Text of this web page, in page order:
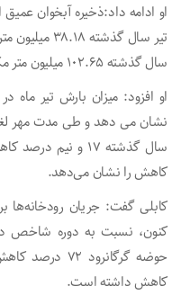
او ادامه داد:ذخیره آبخوان
سال گذشته ۱۰۲.۶۵ میلیون متر مکعب کاهش نشان را می‌دهد.
نشان می دهد و طی مدت مهر
کاهش را نشان می‌دهد.
کابلی گفت: جریان رودخانه‌ها
کاهش داشته است.